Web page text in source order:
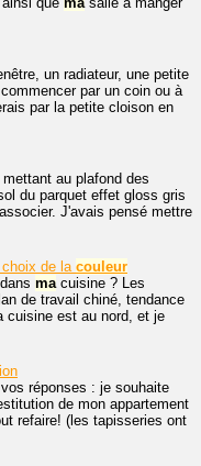
un radiateur, une petite
par un coin ou à
par la petite cloison en
au plafond des
du parquet effet gloss gris
J'avais pensé mettre
de lacouleur
macuisine ? Les
de travail chiné, tendance
cuisine est au nord, et je
vos réponses : je souhaite
de mon appartement
refaire! (les tapisseries ont